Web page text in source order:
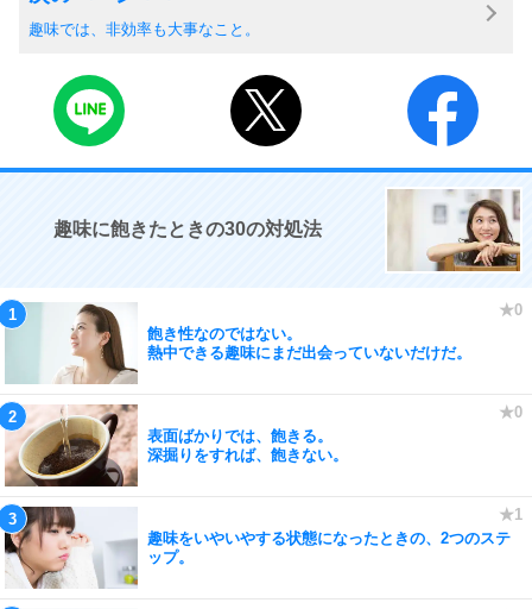
趣味では、非効率も大事なこと。
趣味に飽きたときの30の対処法
飽き性なのではない。
熱中できる趣味にまだ出会っていないだけだ。
表面ばかりでは、飽きる。
深掘りをすれば、飽きない。
趣味をいやいやする状態になったときの、2つのステ
ップ。